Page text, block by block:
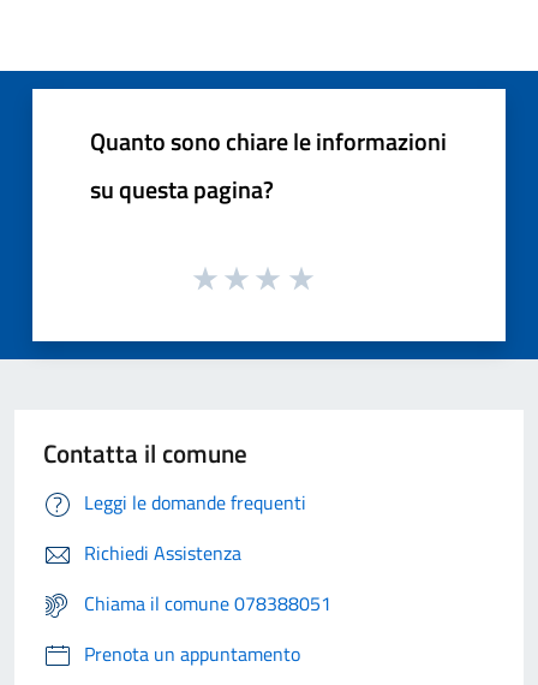
Quanto sono chiare le informazioni
su questa pagina?
Contatta il comune
Leggi le domande frequenti
Richiedi Assistenza
Chiama il comune 078388051
Prenota un appuntamento